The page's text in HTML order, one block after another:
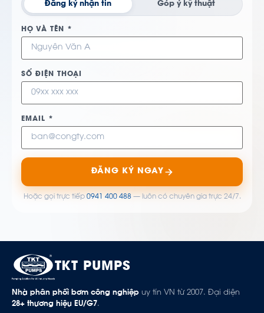
Đăng ký nhận tin Góp ý kỹ thuật
HỌ VÀ TÊN *
SỐ ĐIỆN THOẠI
EMAIL *
ĐĂNG KÝ NGAY
Hoặc gọi trực tiếp 0941 400 488— luôn có chuyên gia trực 24/7.
TKT PUMPS
Nhà phân phối bơm công nghiệp uy tín VN từ 2007. Đại diện
28+ thương hiệu EU/G7.